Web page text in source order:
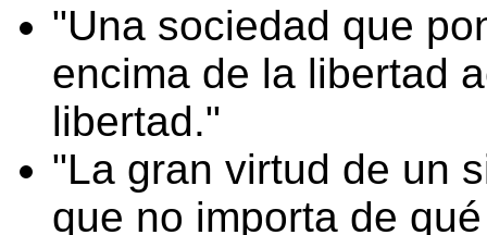
Una sociedad que
encima de la libertad
libertad.
La gran virtud de un
que no importa de